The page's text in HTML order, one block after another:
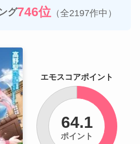
グ746位（全2197作中）
エモスコアポイント
64.1
ポイント